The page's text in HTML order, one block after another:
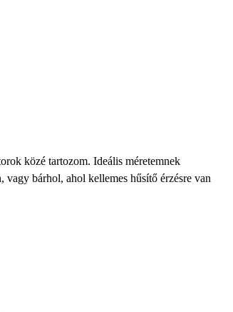
közé tartozom. Ideális méretemnek
vagy bárhol, ahol kellemes hűsítő érzésre van